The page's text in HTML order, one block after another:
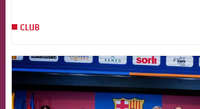
CLUB
FCB